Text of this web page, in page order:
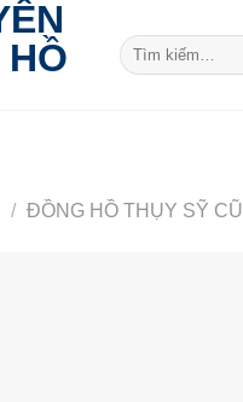
Tìm
kiếm:
/ ĐỒNG HỒ THỤY SỸ CŨ